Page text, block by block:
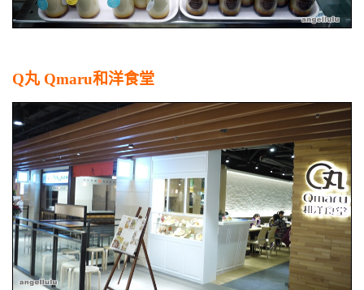
Q丸 Qmaru和洋食堂